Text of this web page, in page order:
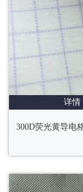
详情
300D荧光黄导电